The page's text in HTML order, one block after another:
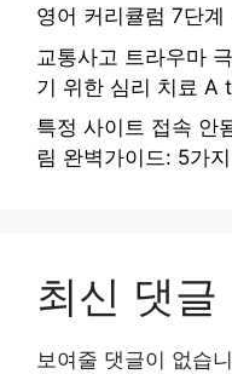
영어 커리큘럼 7단계
교통사고 트라우마
기 위한 심리 치료 A
특정 사이트 접속 안
림 완벽가이드: 5가
최신 댓글
보여줄 댓글이 없습